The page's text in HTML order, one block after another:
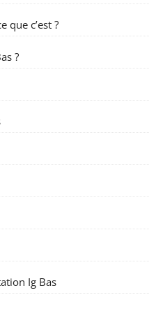
que c’est ?
?
Ig Bas